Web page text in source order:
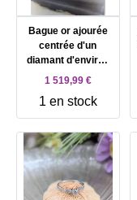
Bague or ajourée
centrée d'un
diamant d'environ
0,50ct (manque)
diamants de 0,25ct
chacun Or 750
Millième (18 CT)
8,50g
1 519,99 €
1 en stock